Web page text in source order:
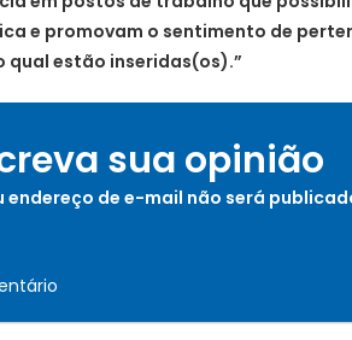
e promovam o sentimento de
qual estão inseridas(os).”
sua opinião
endereço de e-mail não será